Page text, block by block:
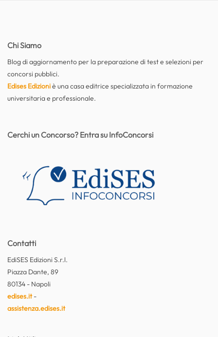
Chi Siamo
Blog di aggiornamento per la preparazione di test e selezioni per
concorsi pubblici.
Edises Edizioniè una casa editrice specializzata in formazione
universitaria e professionale.
Contatti
EdiSES Edizioni S.r.l.
Piazza Dante, 89
80134 - Napoli
edises.it-
assistenza.edises.it
Cerchi un Concorso? Entra su InfoConcorsi